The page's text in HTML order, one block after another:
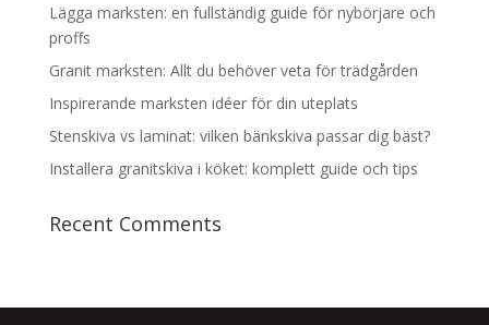
Lägga marksten: en fullständig guide för nybörjare och
proffs
Granit marksten: Allt du behöver veta för trädgården
Inspirerande marksten idéer för din uteplats
Stenskiva vs laminat: vilken bänkskiva passar dig bäst?
Installera granitskiva i köket: komplett guide och tips
Recent Comments